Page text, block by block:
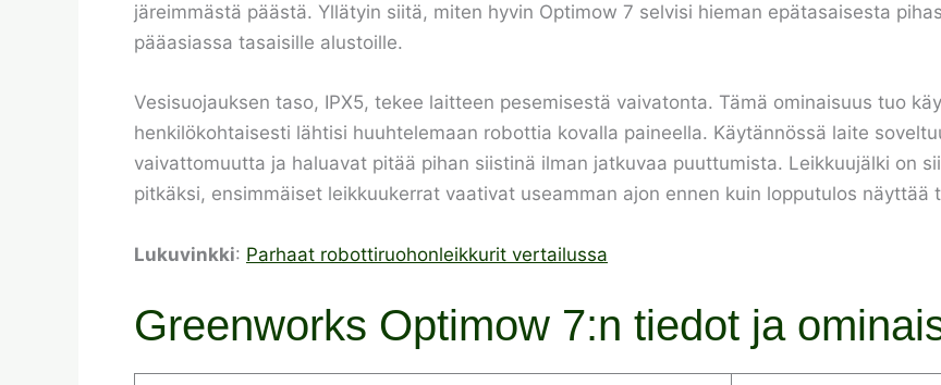
järeimmästä päästä. Yllätyin siitä, miten hyvin Optimow 7 selvisi hieman epätasaisesta
pääasiassa tasaisille alustoille.
Vesisuojauksen taso, IPX5, tekee laitteen pesemisestä vaivatonta. Tämä ominaisuus tuo
henkilökohtaisesti lähtisi huuhtelemaan robottia kovalla paineella. Käytännössä laite
vaivattomuutta ja haluavat pitää pihan siistinä ilman jatkuvaa puuttumista. Leikkuujälki on
pitkäksi, ensimmäiset leikkuukerrat vaativat useamman ajon ennen kuin lopputulos näyttää
Lukuvinkki: Parhaat robottiruohonleikkurit vertailussa
Greenworks Optimow 7:n tiedot ja